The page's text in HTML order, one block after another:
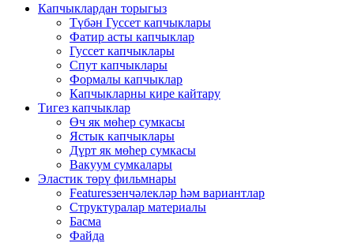
Капчыклардан торыгыз
Түбән Гуссет капчыклары
Фатир асты капчыклар
Гуссет капчыклары
Спут капчыклары
Формалы капчыклар
Капчыкларны кире кайтару
Тигез капчыклар
Өч як мөһер сумкасы
Ястык капчыклары
Дүрт як мөһер сумкасы
Вакуум сумкалары
Эластик төрү фильмнары
Featuresзенчәлекләр һәм вариантлар
Структуралар материалы
Басма
Файда